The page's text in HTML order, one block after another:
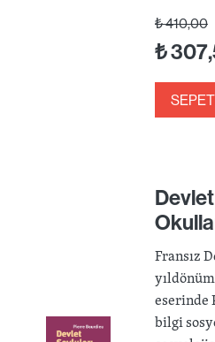
₺410,00
₺
Fransız
eserinde
bilgi